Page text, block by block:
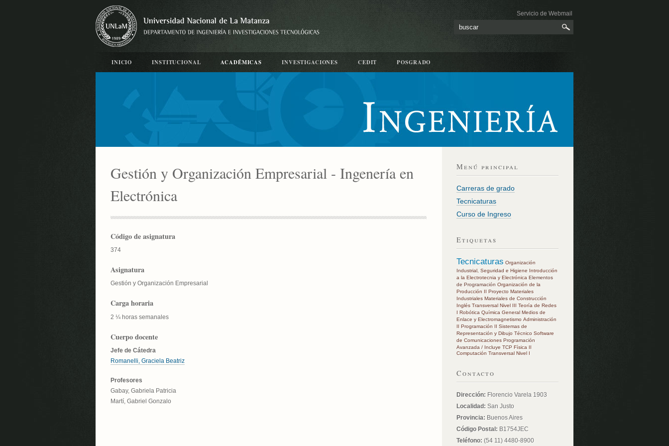
Servicio de Webmail
INICIO INSTITUCIONAL ACADÉMICAS INVESTIGACIONES CEDIT POSGRADO
Gestión y Organización Empresarial - Ingenería en
Electrónica
Código de asignatura
374
Asignatura
Gestión y Organización Empresarial
Carga horaria
2 ¼ horas semanales
Cuerpo docente
Jefe de Cátedra
Romanelli, Graciela Beatriz
Profesores
Gabay, Gabriela Patricia
Martí, Gabriel Gonzalo
Menú principal
Carreras de grado
Tecnicaturas
Curso de Ingreso
Etiquetas
Tecnicaturas Organización
Industrial, Seguridad e Higiene Introducción
a la Electrotecnia y Electrónica Elementos
de Programación Organización de la
Producción II Proyecto Materiales
Industriales Materiales de Construcción
Inglés Transversal Nivel III Teoría de Redes
I Robótica Química General Medios de
Enlace y Electromagnetismo Administración
II Programación II Sistemas de
Representación y Dibujo Técnico Software
de Comunicaciones Programación
Avanzada / Incluye TCP Física II
Computación Transversal Nivel I
Contacto
Dirección: Florencio Varela 1903
Localidad: San Justo
Provincia: Buenos Aires
Código Postal: B1754JEC
Teléfono: (54 11) 4480-8900